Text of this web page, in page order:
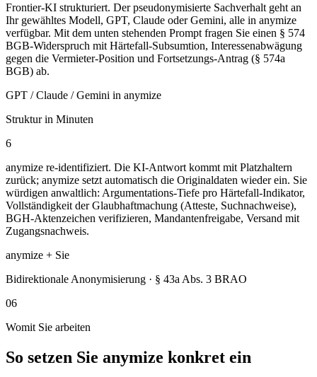
Frontier-KI strukturiert. Der pseudonymisierte Sachverhalt geht an
Ihr gewähltes Modell, GPT, Claude oder Gemini, alle in anymize
verfügbar. Mit dem unten stehenden Prompt fragen Sie einen § 574
BGB-Widerspruch mit Härtefall-Subsumtion, Interessenabwägung
gegen die Vermieter-Position und Fortsetzungs-Antrag (§ 574a
BGB) ab.
GPT / Claude / Gemini in anymize
Struktur in Minuten
6
anymize re-identifiziert. Die KI-Antwort kommt mit Platzhaltern
zurück; anymize setzt automatisch die Originaldaten wieder ein. Sie
würdigen anwaltlich: Argumentations-Tiefe pro Härtefall-Indikator,
Vollständigkeit der Glaubhaftmachung (Atteste, Suchnachweise),
BGH-Aktenzeichen verifizieren, Mandantenfreigabe, Versand mit
Zugangsnachweis.
anymize + Sie
Bidirektionale Anonymisierung · § 43a Abs. 3 BRAO
06
Womit Sie arbeiten
So setzen Sie anymize konkret ein